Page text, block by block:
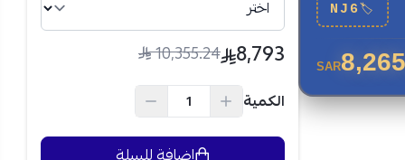
مما
🏷
NJ6
SAR
8,793
10,355.24
الكمية